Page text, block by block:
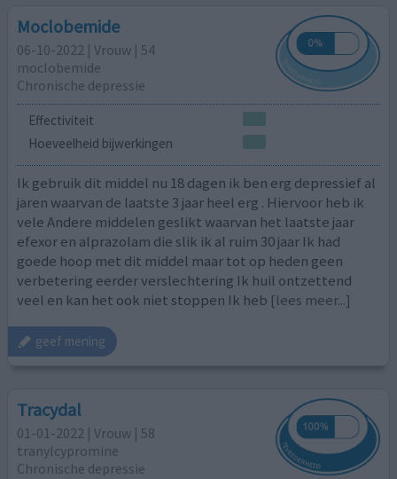
Moclobemide
06-10-2022 | Vrouw | 54
moclobemide
Chronische depressie
Effectiviteit
Hoeveelheid bijwerkingen
Ik gebruik dit middel nu 18 dagen ik ben erg depressief al
jaren waarvan de laatste 3 jaar heel erg . Hiervoor heb ik
vele Andere middelen geslikt waarvan het laatste jaar
efexor en alprazolam die slik ik al ruim 30 jaar Ik had
goede hoop met dit middel maar tot op heden geen
verbetering eerder verslechtering Ik huil ontzettend
veel en kan het ook niet stoppen Ik heb [lees meer...]
geef mening
Tracydal
01-01-2022 | Vrouw | 58
tranylcypromine
Chronische depressie